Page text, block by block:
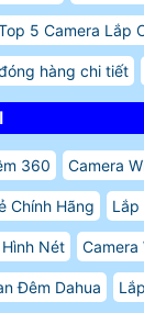
5 Camera Lắp
hàng chi tiết
360 Camera
Chính Hãng Lắp
Nét Camera
Đêm Dahua